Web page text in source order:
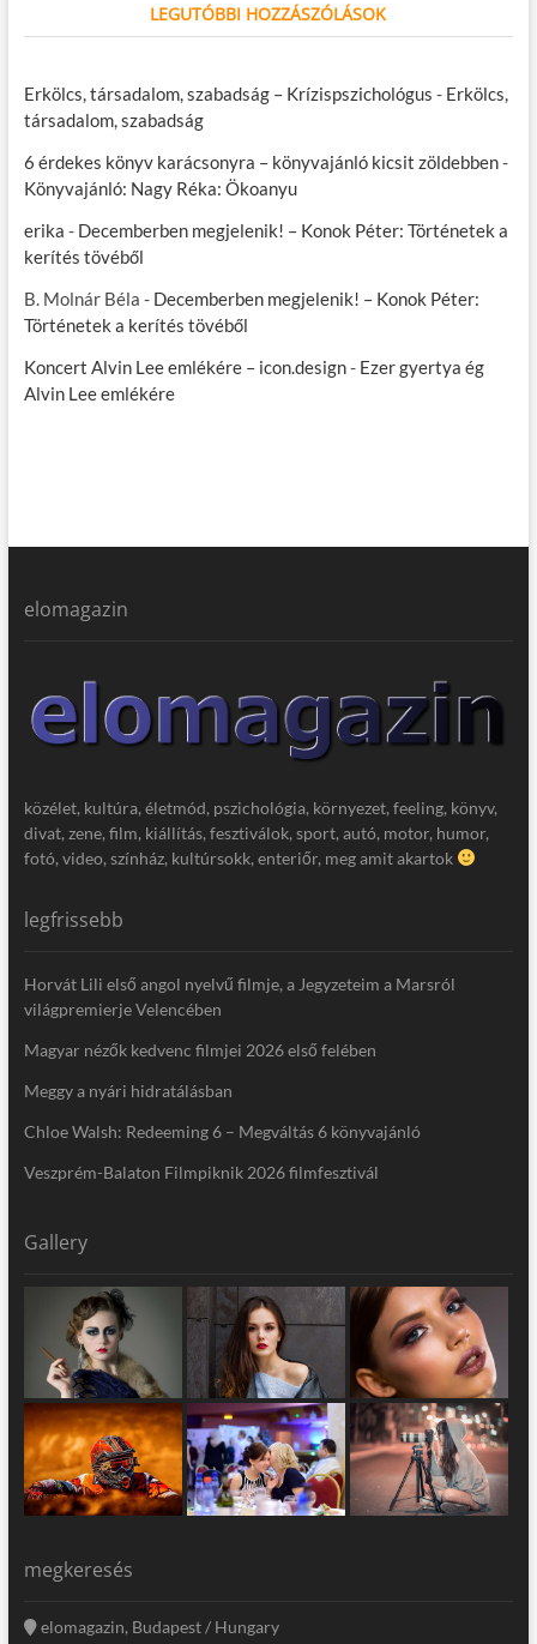
LEGUTÓBBI HOZZÁSZÓLÁSOK
Erkölcs, társadalom, szabadság – Krízispszichológus - Erkölcs,
társadalom, szabadság
6 érdekes könyv karácsonyra – könyvajánló kicsit zöldebben-
Könyvajánló: Nagy Réka: Ökoanyu
erika - Decemberben megjelenik! – Konok Péter: Történetek a
kerítés tövéből
B. Molnár Béla - Decemberben megjelenik! – Konok Péter:
Történetek a kerítés tövéből
Koncert Alvin Lee emlékére – icon.design- Ezer gyertya ég
Alvin Lee emlékére
elomagazin
közélet, kultúra, életmód, pszichológia, környezet, feeling, könyv,
divat, zene, film, kiállítás, fesztiválok, sport, autó, motor, humor,
fotó, video, színház, kultúrsokk, enteriőr, meg amit akartok
legfrissebb
Horvát Lili első angol nyelvű filmje, a Jegyzeteim a Marsról
világpremierje Velencében
Magyar nézők kedvenc filmjei 2026 első felében
Meggy a nyári hidratálásban
Chloe Walsh: Redeeming 6 – Megváltás 6 könyvajánló
Veszprém-Balaton Filmpiknik 2026 filmfesztivál
Gallery
megkeresés
elomagazin, Budapest / Hungary